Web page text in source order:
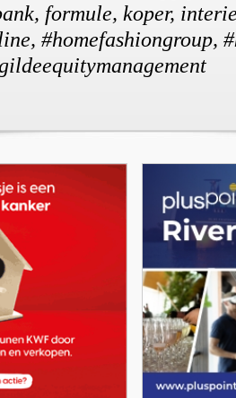
formule, koper,
#homefashiongroup,